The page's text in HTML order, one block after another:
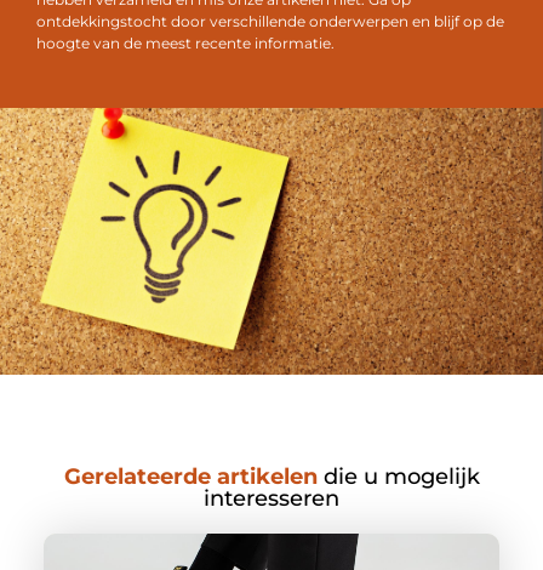
ontdekkingstocht door verschillende onderwerpen en blijf op de
hoogte van de meest recente informatie.
Gerelateerde artikelendie u mogelijk
interesseren